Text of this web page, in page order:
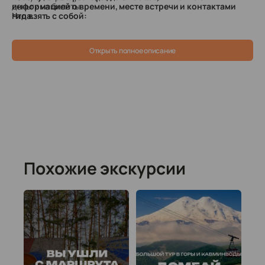
Что взять с собой:
деньги на билеты
информацией о времени, месте встречи и контактами
гида.
Открыть полное описание
Похожие экскурсии